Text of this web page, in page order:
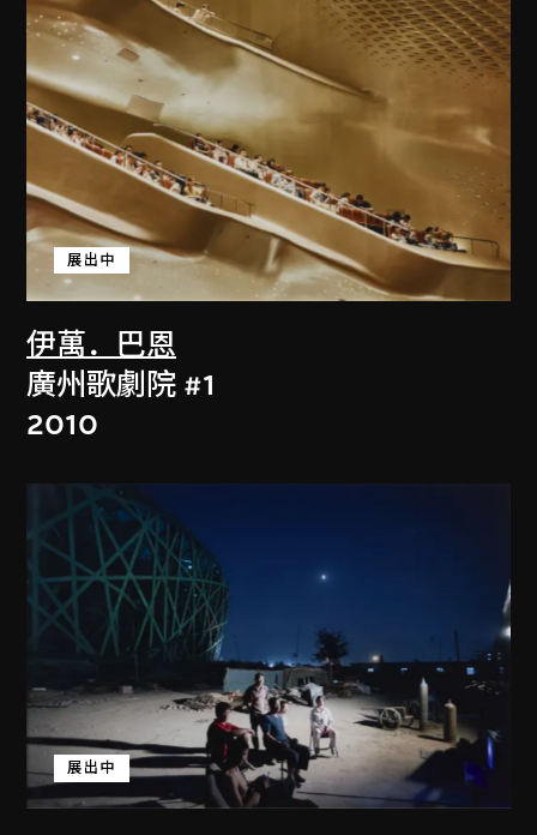
伊萬．巴恩
展出中
廣州歌劇院 #1
2010
展出中